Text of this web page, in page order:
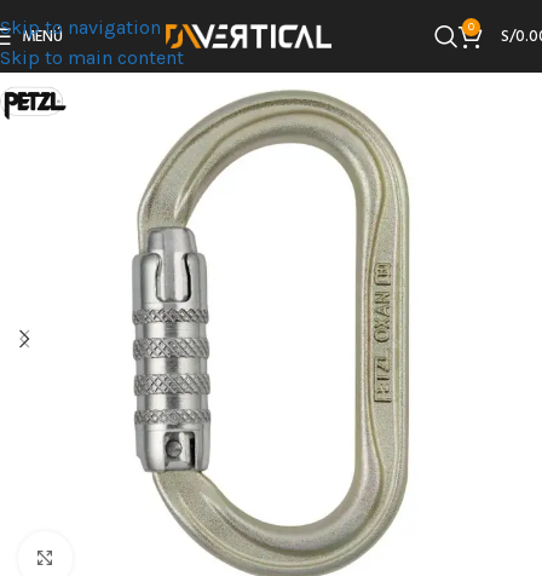
Skip to navigation
Skip to main content
MENÚ 0 S/
Clic para ampliar